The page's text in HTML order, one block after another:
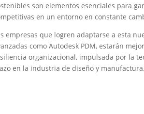
son elementos esenciales para
en un entorno en constante
empresas que logren adaptarse a esta
como Autodesk PDM, estarán
organizacional, impulsada por la
en la industria de diseño y manufactura.